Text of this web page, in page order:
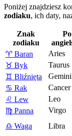
Poniżej znajdziesz
zodiaku, ich daty,
Znak
zodiaku
Po
♈ Baran Aries
♉ Byk Taurus
♊ Bliźnięta Gemini
♋ Rak Cancer
♌ Lew Leo
♍ Panna Virgo
♎ Waga Libra